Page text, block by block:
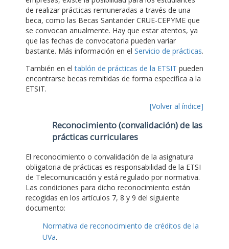
de realizar prácticas remuneradas a través de una
beca, como las Becas Santander CRUE-CEPYME que
se convocan anualmente. Hay que estar atentos, ya
que las fechas de convocatoria pueden variar
bastante. Más información en el Servicio de prácticas.
También en eltablón de prácticas de la ETSIT pueden
encontrarse becas remitidas de forma específica a la
ETSIT.
[Volver al índice]
Reconocimiento (convalidación) de las
prácticas curriculares
El reconocimiento o convalidación de la asignatura
obligatoria de prácticas es responsabilidad de la ETSI
de Telecomunicación y está regulado por normativa.
Las condiciones para dicho reconocimiento están
recogidas en los artículos 7, 8 y 9 del siguiente
documento:
Normativa de reconocimiento de créditos de la
UVa.